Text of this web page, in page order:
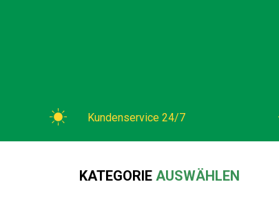
Kundenservice 24/7
KATEGORIE AUSWÄHLEN